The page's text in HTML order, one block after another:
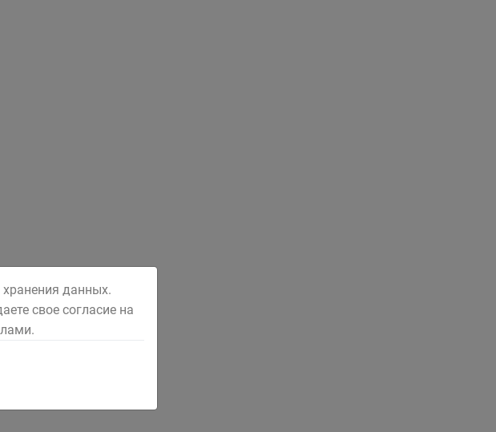
хранения данных.
свое согласие на